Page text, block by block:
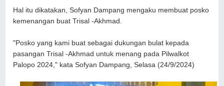
Hal itu dikatakan, Sofyan Dampang mengaku membuat posko
kemenangan buat Trisal -Akhmad.
"Posko yang kami buat sebagai dukungan bulat kepada
pasangan Trisal -Akhmad untuk menang pada Pilwalkot
Palopo 2024," kata Sofyan Dampang, Selasa (24/9/2024)